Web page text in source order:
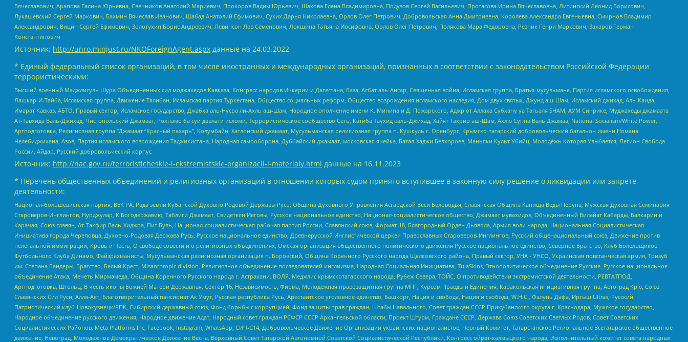
Вячеславович, Арапова Галина Юрьевна, Свечников Анатолий Мариевич, Прохоров Вадим Юрьевич, Шахова Елена Владимировна, Подузов Сергей Васильевич, Протасова Ирина Вячеславовна, Литинский Леонид Борисович,
Лукашевский Сергей Маркович, Бахмин Вячеслав Иванович, Шабад Анатолий Ефимович, Сухих Дарья Николаевна, Орлов Олег Петрович, Добровольская Анна Дмитриевна, Королева Александра Евгеньевна, Смирнов Владимир
Александрович, Вицин Сергей Ефимович, Золотухин Борис Андреевич, Левинсон Лев Семенович, Локшина Татьяна Иосифовна, Орлов Олег Петрович, Полякова Мара Федоровна, Резник Генри Маркович, Захаров Герман
Константинович
Источник: http://unro.minjust.ru/NKOForeignAgent.aspx данные на 24.03.2022
* Единый федеральный список организаций, в том числе иностранных и международных организаций, признанных в соответствии с законодательством Российской Федерации
террористическими:
Высший военный Маджлисуль Шура Объединенных сил моджахедов Кавказа, Конгресс народов Ичкерии и Дагестана, База, Асбат аль-Ансар, Священная война, Исламская группа, Братья-мусульмане, Партия исламского освобождения,
Лашкар-И-Тайба, Исламская группа, Движение Талибан, Исламская партия Туркестана, Общество социальных реформ, Общество возрождения исламского наследия, Дом двух святых, Джунд аш-Шам, Исламский джихад, Аль-Каида,
Имарат Кавказ, АБТО, Правый сектор, Исламское государство, Джабха аль-Нусра ли-Ахль аш-Шам, Народное ополчение имени К. Минина и Д. Пожарского, Аджр от Аллаха Субхану уа Тагьаля SHAM, АУМ Синрике, Муджахеды джамаата
Ат-Тавхида Валь-Джихад, Чистопольский Джамаат, Рохнамо ба суи давлати исломи, Террористическое сообщество Сеть, Катиба Таухид валь-Джихад, Хайят Тахрир аш-Шам, Ахлю Сунна Валь Джамаа, National Socialism/White Power,
Артподготовка, Религиозная группа “Джамаат “Красный пахарь”, Колумбайн, Хатлонский джамаат, Мусульманская религиозная группа п. Кушкуль г. Оренбург, Крымско-татарский добровольческий батальон имени Номана
Челебиджихана, Азов, Партия исламского возрождения Таджикистана, Народная самооборона, Дуббайский джамаат, московская ячейка, Батал-Хаджи Белхороев, Маньяки Культ Убийц, Молодёжь Которая Улыбается, Легион Свобода
России, Айдар, Русский добровольческий корпус
Источник: http://nac.gov.ru/terroristicheskie-i-ekstremistskie-organizacii-i-materialy.html данные на 16.11.2023
* Перечень общественных объединений и религиозных организаций в отношении которых судом принято вступившее в законную силу решение о ликвидации или запрете
деятельности:
Национал-большевистская партия, ВЕК РА, Рада земли Кубанской Духовно Родовой Державы Русь, Община Духовного Управления Асгардской Веси Беловодья, Славянская Община Капища Веды Перуна, Мужская Духовная Семинария
Староверов-Инглингов, Нурджулар, К Богодержавию, Таблиги Джамаат, Свидетели Иеговы, Русское национальное единство, Национал-социалистическое общество, Джамаат мувахидов, Объединенный Вилайат Кабарды, Балкарии и
Карачая, Союз славян, Ат-Такфир Валь-Хиджра, Пит Буль, Национал-социалистическая рабочая партия России, Славянский союз, Формат-18, Благородный Орден Дьявола, Армия воли народа, Национальная Социалистическая
Инициатива города Череповца, Духовно-Родовая Держава Русь, Русское национальное единство, Древнерусской Инглистической церкви Православных Староверов-Инглингов, Русский общенациональный союз, Движение против
нелегальной иммиграции, Кровь и Честь, О свободе совести и о религиозных объединениях, Омская организация общественного политического движения Русское национальное единство, Северное Братство, Клуб Болельщиков
Футбольного Клуба Динамо, Файзрахманисты, Мусульманская религиозная организация п. Боровский, Община Коренного Русского народа Щелковского района, Правый сектор, УНА - УНСО, Украинская повстанческая армия, Тризуб
им. Степана Бандеры, Братство, Белый Крест, Misanthropic division, Религиозное объединение последователей инглиизма, Народная Социальная Инициатива, TulaSkins, Этнополитическое объединение Русские, Русское национальное
объединение Атака, Мечеть Мирмамеда, Община Коренного Русского народа г. Астрахани, ВОЛЯ, Меджлис крымскотатарского народа, Рубеж Севера, ТОЙС, О противодействии экстремистской деятельности, РЕВТАТПОД,
Артподготовка, Штольц, В честь иконы Божией Матери Державная, Сектор 16, Независимость, Фирма, Молодежная правозащитная группа МПГ, Курсом Правды и Единения, Каракольская инициативная группа, Автоград Крю, Союз
Славянских Сил Руси, Алля-Аят, Благотворительный пансионат Ак Умут, Русская республика Русь, Арестантское уголовное единство, Башкорт, Нация и свобода, Нация и свобода, W.H.С., Фалунь Дафа, Иртыш Ultras, Русский
Патриотический клуб-Новокузнецк/РПК, Сибирский державный союз, Фонд борьбы с коррупцией, Фонд защиты прав граждан, Штабы Навального, Совет граждан СССР Прикубанского округа г. Краснодара, Мужское государство,
Народное объединение русского движения, Народное движение Адат, Народный совет граждан РСФСР СССР Архангельской области, Проект Штурм, Граждане СССР, Держава Союз Советских Светлых Родов, Совет Советских
Социалистических Районов, Meta Platforms Inc, Facebook, Instagram, WhatsApp, СИЧ-С14, Добровольческое Движение Организации украинских националистов, Черный Комитет, Татарстанское Региональное Всетатарское общественное
движение, Невоград, Молодежное Демократическое Движение Весна, Верховный Совет Татарской Автономной Советской Социалистической Республики, Конгресс ойрат-калмыцкого народа, Исполнительный комитет совета народных